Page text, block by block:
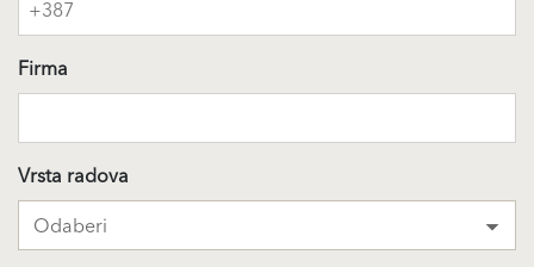
Firma
Vrsta radova
Odaberi